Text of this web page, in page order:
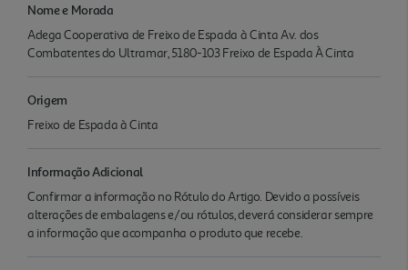
Nome e Morada
Adega Cooperativa de Freixo de Espada à Cinta Av. dos
Combatentes do Ultramar, 5180-103 Freixo de Espada À Cinta
Origem
Freixo de Espada à Cinta
Informação Adicional
Confirmar a informação no Rótulo do Artigo. Devido a possíveis
alterações de embalagens e/ou rótulos, deverá considerar sempre
a informação que acompanha o produto que recebe.